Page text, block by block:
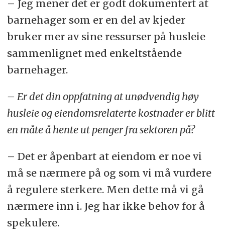
– Jeg mener det er godt dokumentert at
barnehager som er en del av kjeder
bruker mer av sine ressurser på husleie
sammenlignet med enkeltstående
barnehager.
– Er det din oppfatning at unødvendig høy
husleie og eiendomsrelaterte kostnader er blitt
en måte å hente ut penger fra sektoren på?
– Det er åpenbart at eiendom er noe vi
må se nærmere på og som vi må vurdere
å regulere sterkere. Men dette må vi gå
nærmere inn i. Jeg har ikke behov for å
spekulere.